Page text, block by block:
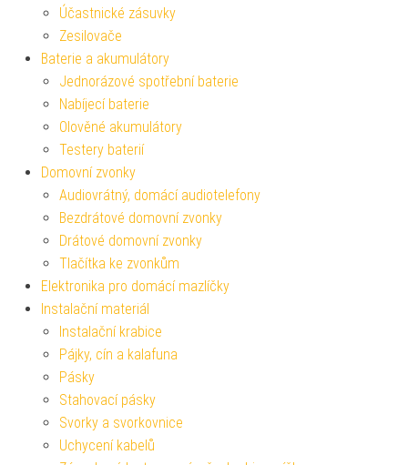
Účastnické zásuvky
Zesilovače
Baterie a akumulátory
Jednorázové spotřební baterie
Nabíjecí baterie
Olověné akumulátory
Testery baterií
Domovní zvonky
Audiovrátný, domácí audiotelefony
Bezdrátové domovní zvonky
Drátové domovní zvonky
Tlačítka ke zvonkům
Elektronika pro domácí mazlíčky
Instalační materiál
Instalační krabice
Pájky, cín a kalafuna
Pásky
Stahovací pásky
Svorky a svorkovnice
Uchycení kabelů